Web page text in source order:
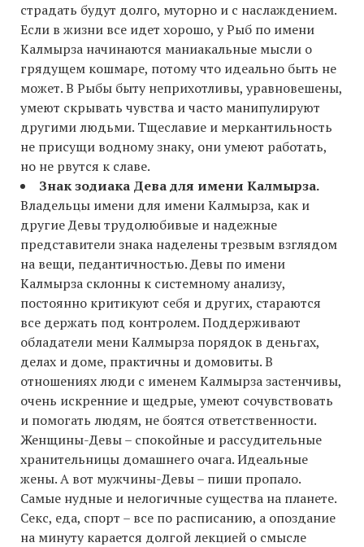
страдать будут долго, муторно и с наслаждением.
Если в жизни все идет хорошо, у Рыб по имени
Калмырза начинаются маниакальные мысли о
грядущем кошмаре, потому что идеально быть не
может. В Рыбы быту неприхотливы, уравновешены,
умеют скрывать чувства и часто манипулируют
другими людьми. Тщеславие и меркантильность
не присущи водному знаку, они умеют работать,
но не рвутся к славе.
Знак зодиака Дева для имени Калмырза.
Владельцы имени для имени Калмырза, как и
другие Девы трудолюбивые и надежные
представители знака наделены трезвым взглядом
на вещи, педантичностью. Девы по имени
Калмырза склонны к системному анализу,
постоянно критикуют себя и других, стараются
все держать под контролем. Поддерживают
обладатели мени Калмырза порядок в деньгах,
делах и доме, практичны и домовиты. В
отношениях люди с именем Калмырза застенчивы,
очень искренние и щедрые, умеют сочувствовать
и помогать людям, не боятся ответственности.
Женщины-Девы – спокойные и рассудительные
хранительницы домашнего очага. Идеальные
жены. А вот мужчины-Девы – пиши пропало.
Самые нудные и нелогичные существа на планете.
Секс, еда, спорт – все по расписанию, а опоздание
на минуту карается долгой лекцией о смысле